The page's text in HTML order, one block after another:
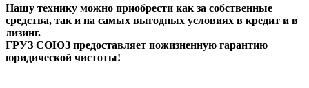
Нашу технику можно приобрести как за собственные
средства, так и на самых выгодных условиях в кредит и в
лизинг.
ГРУЗ СОЮЗ предоставляет пожизненную гарантию
юридической чистоты!